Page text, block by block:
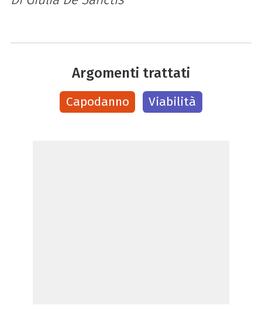
Argomenti trattati
Capodanno Viabilità